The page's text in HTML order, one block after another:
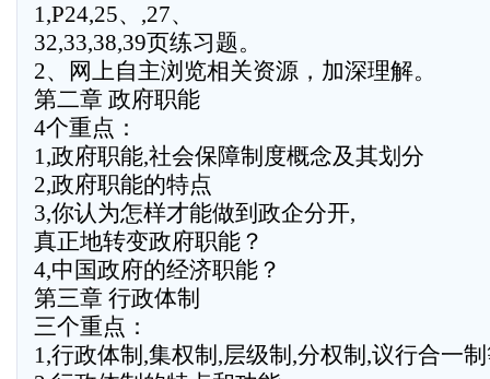
1,P24,25、,27、
32,33,38,39页练习题。
2、网上自主浏览相关资源，加深理解。
第二章 政府职能
4个重点：
1,政府职能,社会保障制度概念及其划分
2,政府职能的特点
3,你认为怎样才能做到政企分开,
真正地转变政府职能？
4,中国政府的经济职能？
第三章 行政体制
三个重点：
1,行政体制,集权制,层级制,分权制,议行合一